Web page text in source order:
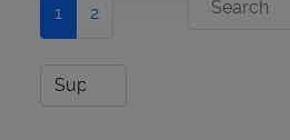
1 2